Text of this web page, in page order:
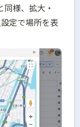
様、拡大・
定で場所を表